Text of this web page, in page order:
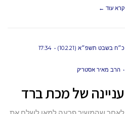
קרא עוד ←
כ״ח בשבט תשפ״א (10.2.21) 17:34
הרב מאיר אסטריק
עניינה של מכת ברד